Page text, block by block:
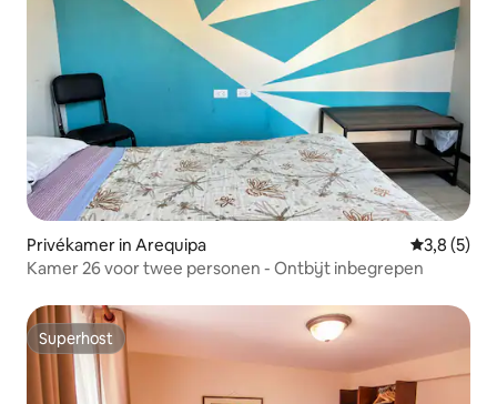
Privékamer in Arequipa
3,8 (5)
Kamer 26 voor twee personen - Ontbijt inbegrepen
Superhost
Superhost